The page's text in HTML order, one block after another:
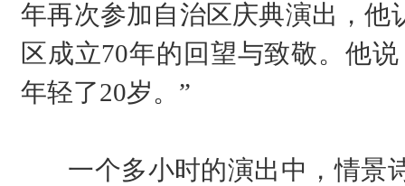
年再次参加自治区庆典演出，他
区成立70年的回望与致敬。他
年轻了20岁。”
一个多小时的演出中，情景